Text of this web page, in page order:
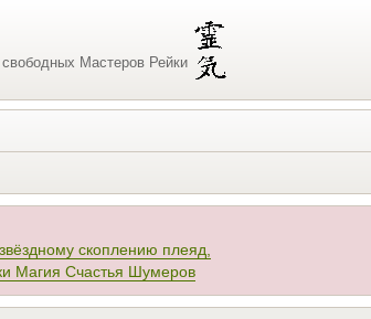
Мастеров Рейки
скоплению плеяд,
Магия Счастья Шумеров